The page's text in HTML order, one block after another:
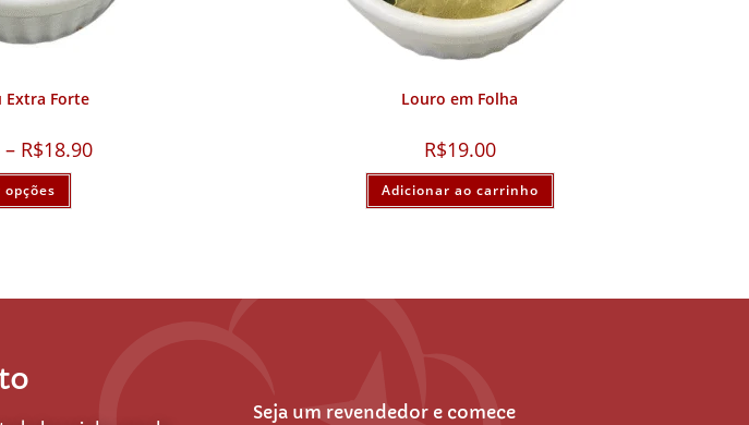
Extra Forte
– R$18.90
opções
Louro em Folha
R$19.00
Adicionar ao carrinho
Seja um revendedor e comece